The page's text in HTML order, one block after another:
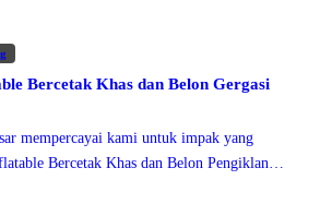
Bercetak Khas dan Belon Gergasi
mempercayai kami untuk impak yang
Bercetak Khas dan Belon Pengiklanan